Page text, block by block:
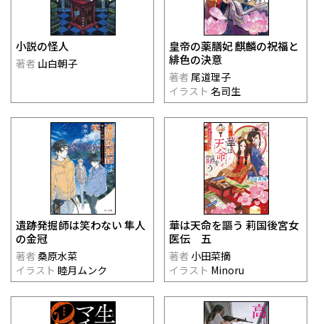
小説の怪人
著者 山白朝子
皇帝の薬膳妃 麒麟の祝福と
緋色の決意
著者 尾道理子
イラスト 名司生
遺跡発掘師は笑わない 隼人
の金冠
著者 桑原水菜
イラスト 睦月ムンク
華は天命を謳う 莉国後宮女
医伝 五
著者 小田菜摘
イラスト Minoru